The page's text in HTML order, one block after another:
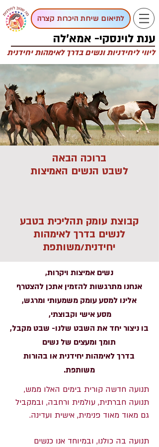
ענת לוינסקי- אמא'לה
ליווי ליחידניות ונשים בדרך לאימהות יחידנית
לתיאום שיחת היכרות קצרה
ברוכה הבאה
לשבט הנשים האמיצות
קבוצת עומק תהליכית בטבע
לנשים בדרך לאימהות
יחידנית/משותפת
נשים אמיצות ויקרות,
אנחנו מתרגשות להזמין אתכן להצטרף
אלינו למסע עומק משמעותי ומרגש,
מסע אישי וקבוצתי,
בו ניצור יחד את השבט שלנו- שבט מקבל,
תומך ומעצים של נשים
בדרך לאימהות יחידנית או בהורות
משותפת.
תנועה חדשה קורית בימים האלו ממש,
תנועה חברתית, עולמית ורחבה, ובמקביל
גם מאוד מאוד פנימית, אישית ועדינה.
תנועה בה כולנו, ובמיוחד אנו כנשים